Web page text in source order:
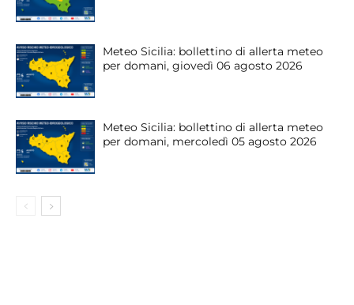
Meteo Sicilia: bollettino di allerta meteo
per domani, giovedì 06 agosto 2026
Meteo Sicilia: bollettino di allerta meteo
per domani, mercoledì 05 agosto 2026